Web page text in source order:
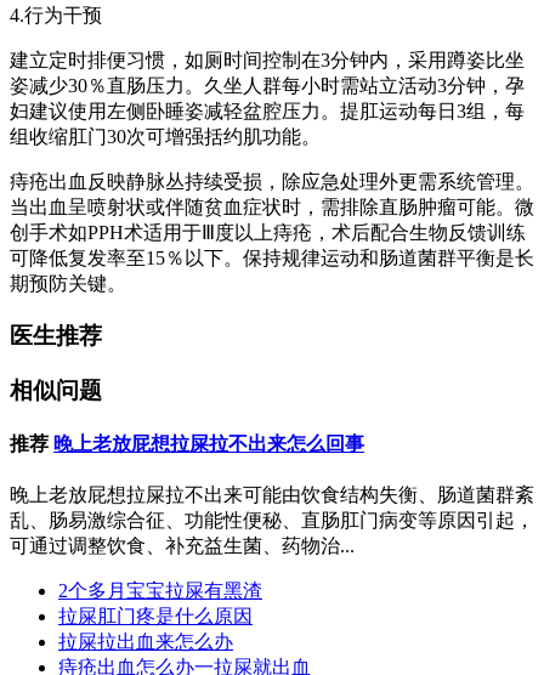
4.行为干预
建立定时排便习惯，如厕时间控制在3分钟内，采用蹲姿比坐
姿减少30％直肠压力。久坐人群每小时需站立活动3分钟，孕
妇建议使用左侧卧睡姿减轻盆腔压力。提肛运动每日3组，每
组收缩肛门30次可增强括约肌功能。
痔疮出血反映静脉丛持续受损，除应急处理外更需系统管理。
当出血呈喷射状或伴随贫血症状时，需排除直肠肿瘤可能。微
创手术如PPH术适用于Ⅲ度以上痔疮，术后配合生物反馈训练
可降低复发率至15％以下。保持规律运动和肠道菌群平衡是长
期预防关键。
医生推荐
相似问题
推荐 晚上老放屁想拉屎拉不出来怎么回事
晚上老放屁想拉屎拉不出来可能由饮食结构失衡、肠道菌群紊
乱、肠易激综合征、功能性便秘、直肠肛门病变等原因引起，
可通过调整饮食、补充益生菌、药物治...
2个多月宝宝拉屎有黑渣
拉屎肛门疼是什么原因
拉屎拉出血来怎么办
痔疮出血怎么办一拉屎就出血